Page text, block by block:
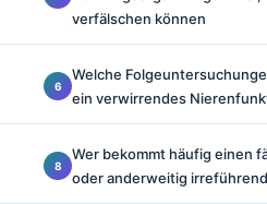
verfälschen können
Welche
ein verwirrendes
Wer bekommt häufig einen
oder anderweitig